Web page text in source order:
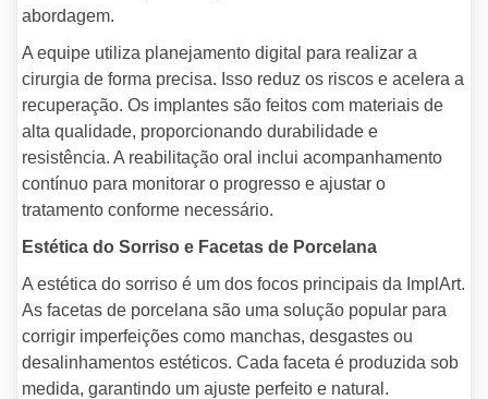
abordagem.
A equipe utiliza planejamento digital para realizar a
cirurgia de forma precisa. Isso reduz os riscos e acelera a
recuperação. Os implantes são feitos com materiais de
alta qualidade, proporcionando durabilidade e
resistência. A reabilitação oral inclui acompanhamento
contínuo para monitorar o progresso e ajustar o
tratamento conforme necessário.
Estética do Sorriso e Facetas de Porcelana
A estética do sorriso é um dos focos principais da ImplArt.
As facetas de porcelana são uma solução popular para
corrigir imperfeições como manchas, desgastes ou
desalinhamentos estéticos. Cada faceta é produzida sob
medida, garantindo um ajuste perfeito e natural.